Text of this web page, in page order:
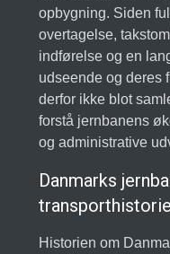
opbygning. Siden
overtagelse,
indførelse og en
udseende og deres
derfor ikke blot
forstå jernbanens
og administrative
Danmarks
transporthistorie
Historien om